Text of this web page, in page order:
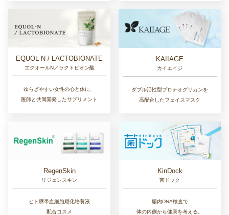
EQUOL N / LACTOBIONATE
エクオールN／ラクトビオン酸
ゆらぎやすい女性の心と体に、
医師と共同開発したサプリメント
KAIIAGE
カイエイジ
ダブル活性型プロテオグリカンを
高配合したフェイスマスク
RegenSkin
リジェンスキン
ヒト臍帯血細胞順化培養液
配合コスメ
KinDock
菌ドック
腸内DNA検査で
体の内側から健康を考える。